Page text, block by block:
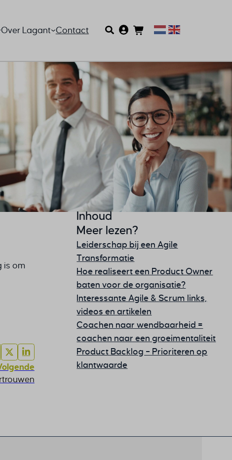
Over Lagant Contact
is om
Inhoud
Meer lezen?
Leiderschap bij een Agile
Transformatie
Hoe realiseert een Product Owner
baten voor de organisatie?
Interessante Agile & Scrum links,
videos en artikelen
Coachen naar wendbaarheid =
coachen naar een groeimentaliteit
Product Backlog – Prioriteren op
klantwaarde